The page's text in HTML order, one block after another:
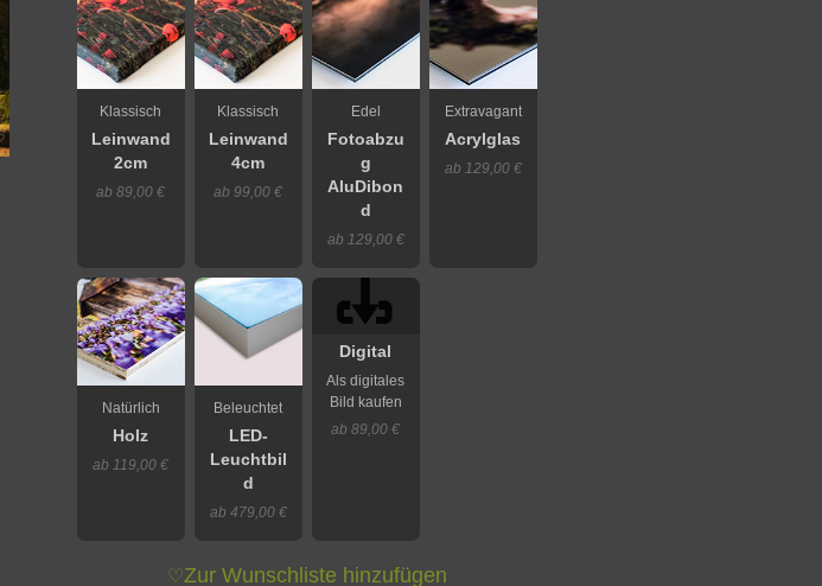
Klassisch
Leinwand
2cm
ab 89,00 €
Klassisch
Leinwand
4cm
ab 99,00 €
Edel
Fotoabzu
g
AluDibon
d
ab 129,00 €
Extravagant
Acrylglas
ab 129,00 €
Natürlich
Holz
ab 119,00 €
Beleuchtet
LED-
Leuchtbil
d
ab 479,00 €
Digital
Als digitales
Bild kaufen
ab 89,00 €
♡Zur Wunschliste hinzufügen